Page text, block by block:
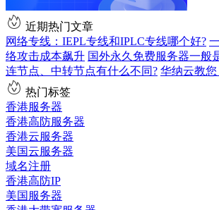
近期热门文章
网络专线：IEPL专线和IPLC专线哪个好?
络攻击成本飙升 国外永久免费服务器一般
连节点、中转节点有什么不同? 华纳云教
热门标签
香港服务器
香港高防服务器
香港云服务器
美国云服务器
域名注册
香港高防IP
美国服务器